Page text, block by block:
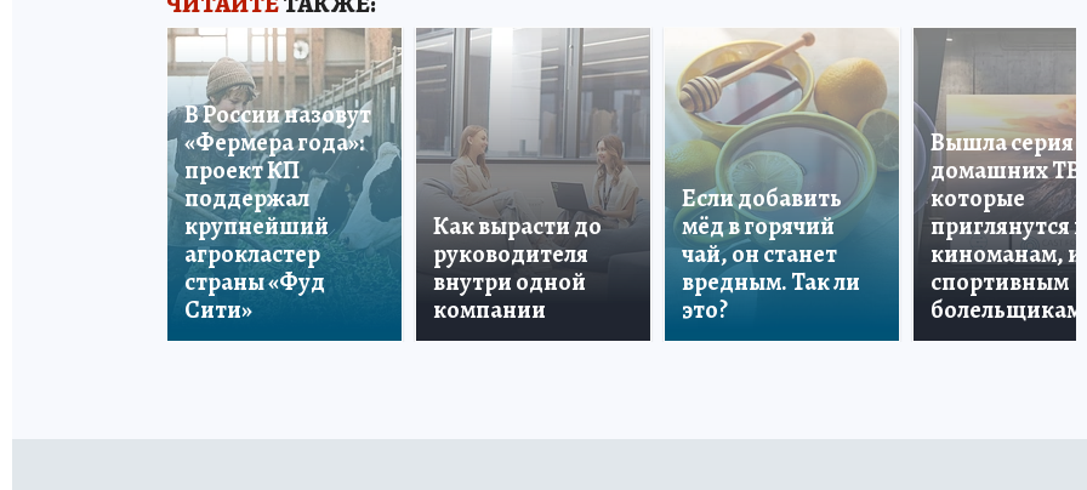
В России назовут
«Фермера года»:
проект КП
поддержал
крупнейший
агрокластер
страны «Фуд
Сити»
Как вырасти до
руководителя
внутри одной
компании
Если добавить
мёд в горячий
чай, он станет
вредным. Так ли
это?
Вышла серия
домашних ТВ,
которые
приглянутся и
киноманам, и
спортивным
болельщикам